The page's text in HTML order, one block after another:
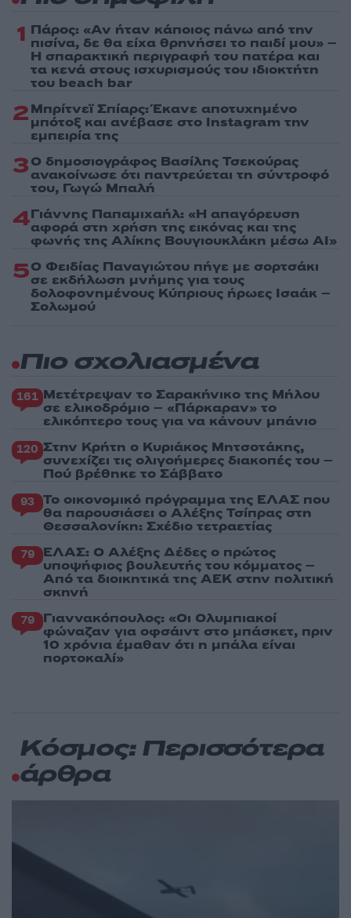
1 Πάρος: «Αν ήταν κάποιος πάνω από την
πισίνα, δε θα είχα θρηνήσει το παιδί μου» –
Η σπαρακτική περιγραφή του πατέρα και
τα κενά στους ισχυρισμούς του ιδιοκτήτη
του beach bar
2Μπρίτνεϊ Σπίαρς: Έκανε αποτυχημένο
μπότοξ και ανέβασε στο Instagram την
εμπειρία της
3Ο δημοσιογράφος Βασίλης Τσεκούρας
ανακοίνωσε ότι παντρεύεται τη σύντροφό
του, Γωγώ Μπαλή
4Γιάννης Παπαμιχαήλ: «Η απαγόρευση
αφορά στη χρήση της εικόνας και της
φωνής της Αλίκης Βουγιουκλάκη μέσω AI»
5Ο Φειδίας Παναγιώτου πήγε με σορτσάκι
σε εκδήλωση μνήμης για τους
δολοφονημένους Κύπριους ήρωες Ισαάκ –
Σολωμού
Πιο σχολιασμένα
161 Μετέτρεψαν το Σαρακήνικο της Μήλου
σε ελικοδρόμιο – «Πάρκαραν» το
ελικόπτερο τους για να κάνουν μπάνιο
120 Στην Κρήτη ο Κυριάκος Μητσοτάκης,
συνεχίζει τις ολιγοήμερες διακοπές του –
Πού βρέθηκε το Σάββατο
93 Το οικονομικό πρόγραμμα της ΕΛΑΣ που
θα παρουσιάσει ο Αλέξης Τσίπρας στη
Θεσσαλονίκη: Σχέδιο τετραετίας
79 ΕΛΑΣ: Ο Αλέξης Δέδες ο πρώτος
υποψήφιος βουλευτής του κόμματος –
Από τα διοικητικά της ΑΕΚ στην πολιτική
σκηνή
79 Γιαννακόπουλος: «Οι Ολυμπιακοί
φώναζαν για οφσάιντ στο μπάσκετ, πριν
10 χρόνια έμαθαν ότι η μπάλα είναι
πορτοκαλί»
Κόσμος: Περισσότερα
άρθρα